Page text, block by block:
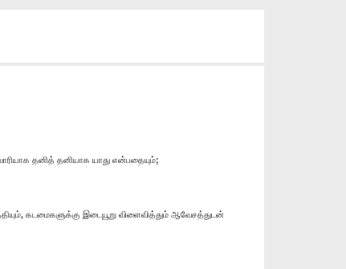
தனித் தனியாக யாது என்பதையும்;
கடமைகளுக்கு இடையூறு விளைவித்தும் ஆவேசத்துடன்